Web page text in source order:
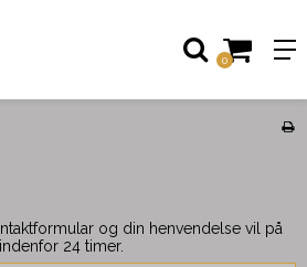
0
og din henvendelse vil på
24 timer.